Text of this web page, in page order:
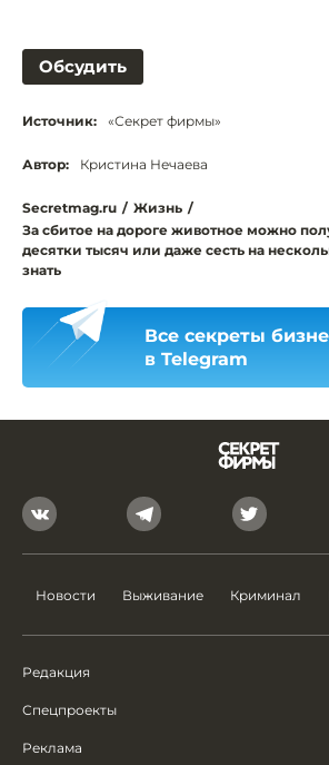
Обсудить
Источник: «Секрет фирмы»
Автор: Кристина Нечаева
Secretmag.ru / Жизнь /
За сбитое на дороге животное можно
десятки тысяч или даже сесть на
знать
Все секреты
в Telegram
Новости Выживание Криминал
Редакция
Спецпроекты
Реклама